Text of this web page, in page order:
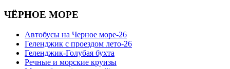
ЧЁРНОЕ МОРЕ
Автобусы на Черное море-26
Геленджик с проездом лето-26
Геленджик-Голубая бухта
Речные и морские круизы